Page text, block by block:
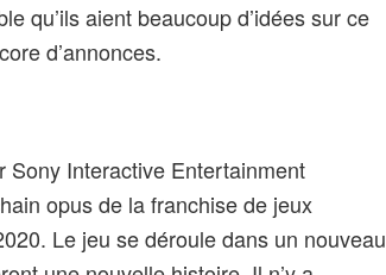
qu’ils aient beaucoup d’idées sur ce
d’annonces.
Sony Interactive Entertainment
opus de la franchise de jeux
Le jeu se déroule dans un nouveau